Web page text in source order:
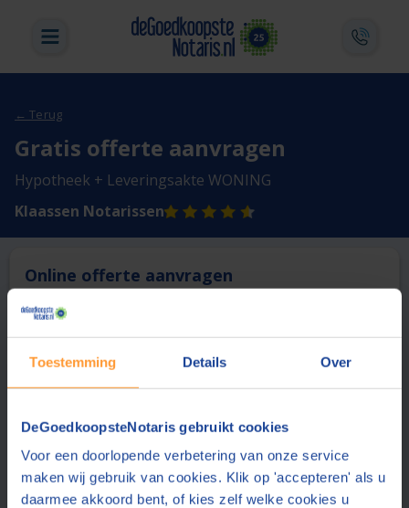
Toestemming Details Over
DeGoedkoopsteNotaris gebruikt cookies
Voor een doorlopende verbetering van onze service
maken wij gebruik van cookies. Klik op 'accepteren' als u
daarmee akkoord bent, of kies zelf welke cookies u
← Terug
Gratis offerte aanvragen
Hypotheek + Leveringsakte WONING
Klaassen Notarissen
Online offerte aanvragen
Deze notaris biedt momenteel niet de mogelijkheid online
1 Vergelijk en bespaar
Vraag een offerte aan bij een andere notaris in de buurt
Verzijl NotarissenHellevoetsluis (25 km)
9.0
(78 reviews)